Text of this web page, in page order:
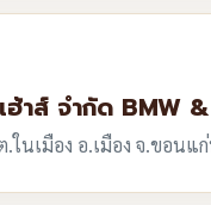
าส์ จำกัด BMW
ในเมือง อ.เมือง จ.ขอนแ